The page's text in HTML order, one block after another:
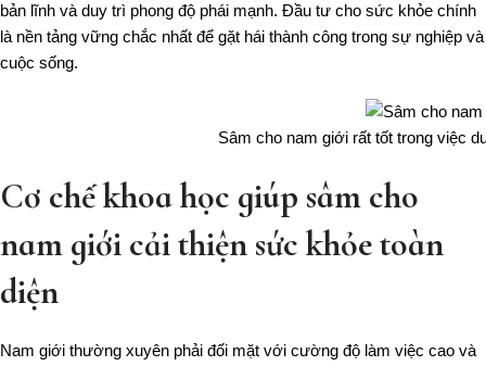
bản lĩnh và duy trì phong độ phái mạnh. Đầu tư cho sức khỏe chính
là nền tảng vững chắc nhất để gặt hái thành công trong sự nghiệp và
cuộc sống.
Sâm cho nam giới rất tốt trong việc
Cơ chế khoa học giúp sâm cho
nam giới cải thiện sức khỏe toàn
diện
Nam giới thường xuyên phải đối mặt với cường độ làm việc cao và